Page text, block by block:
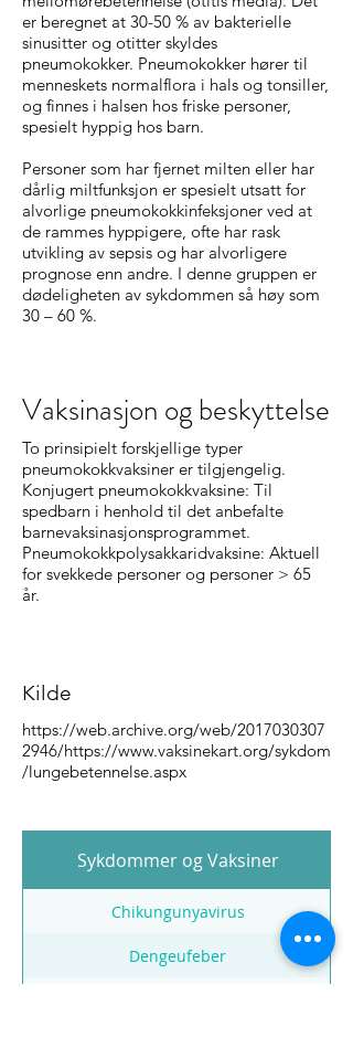
er beregnet at 30-50 % av bakterielle
sinusitter og otitter skyldes
pneumokokker. Pneumokokker hører til
menneskets normalflora i hals og tonsiller,
og finnes i halsen hos friske personer,
spesielt hyppig hos barn.
Personer som har fjernet milten eller har
dårlig miltfunksjon er spesielt utsatt for
alvorlige pneumokokkinfeksjoner ved at
de rammes hyppigere, ofte har rask
utvikling av sepsis og har alvorligere
prognose enn andre. I denne gruppen er
dødeligheten av sykdommen så høy som
30 – 60 %.
Vaksinasjon og beskyttelse
To prinsipielt forskjellige typer
pneumokokkvaksiner er tilgjengelig.
Konjugert pneumokokkvaksine: Til
spedbarn i henhold til det anbefalte
barnevaksinasjonsprogrammet.
Pneumokokkpolysakkaridvaksine: Aktuell
for svekkede personer og personer > 65
år.
Kilde
https://web.archive.org/web/2017030307
2946/https://www.vaksinekart.org/sykdom
/lungebetennelse.aspx
Sykdommer og Vaksiner
Chikungunyavirus
Dengeufeber